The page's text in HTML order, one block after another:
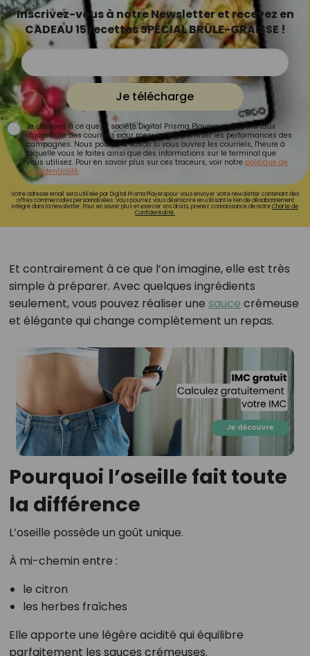
Inscrivez-vous à notre Newsletter et recevez en
CADEAU 15 recettes SPÉCIAL BRÛLE-GRAISSE !
Je télécharge
Je consens à ce que la société Digital Prisma Players analyse le taux
d'ouverture des courriels pour mesurer et optimiser les performances des
campagnes. Nous pourrons savoir si vous ouvrez les courriels, l'heure à
laquelle vous le faites ainsi que des informations sur le terminal que
vous utilisez. Pour en savoir plus sur ces traceurs, voir notre politique de
confidentialité.
Votre adresse email sera utilisée par Digital Prisma Playerspour vous envoyer votre newsletter contenant des
offres commerciales personnalisées. Vous pourrez vous désinscrire en utilisant le lien de désabonnement
intégré dans la newsletter. Pour en savoir plus et exercer vos droits, prenez connaissance de notreCharte de
Confidentialité.
Et contrairement à ce que l’on imagine, elle est très
simple à préparer. Avec quelques ingrédients
seulement, vous pouvez réaliser une sauce crémeuse
et élégante qui change complètement un repas.
Pourquoi l’oseille fait toute
la différence
L’oseille possède un goût unique.
À mi-chemin entre :
le citron
les herbes fraîches
Elle apporte une légère acidité qui équilibre
parfaitement les sauces crémeuses.